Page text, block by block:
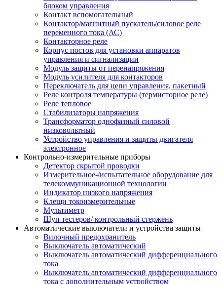
блоком управления
Контакт вспомогательный
Контактор/магнитный пускатель/силовое реле
переменного тока (АС)
Контакторное реле
Корпус постов для установки аппаратов
управления и сигнализации
Модуль защиты от перенапряжения
Модуль усилителя для контакторов
Переключатель для цепи управления, пакетный
Реле контроля температуры (термисторное реле)
Реле тепловое
Стабилизаторы напряжения
Трансформатор однофазный силовой
низковольтный
Устройство управления и защиты двигателя
электронное
Контрольно-измерительные приборы
Детектор скрытой проводки
Измерительное-/испытательное оборудование для
телекоммуникационной технологии
Индикатор низкого напряжения
Клещи токоизмерительные
Мультиметр
Щуп тестеров/ контрольный стержень
Автоматические выключатели и устройства защиты
Вилочный предохранитель
Выключатель автоматический
Выключатель автоматический дифференциального
тока
Выключатель автоматический дифференциального
тока с дополнительным устройством